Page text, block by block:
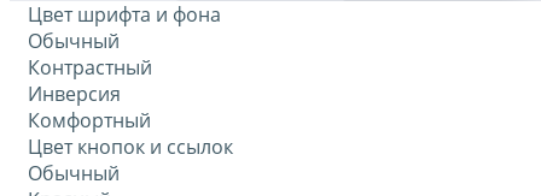
Цвет шрифта и фона
Обычный
Контрастный
Инверсия
Комфортный
Цвет кнопок и ссылок
Обычный